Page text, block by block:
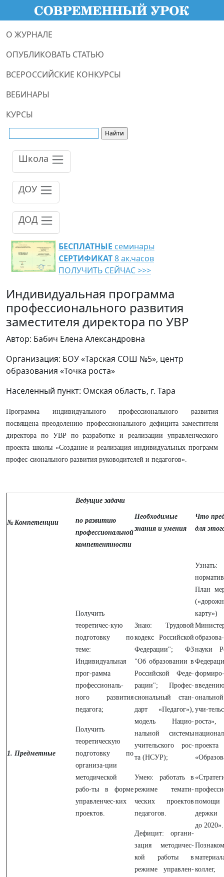
О ЖУРНАЛЕ
ОПУБЛИКОВАТЬ СТАТЬЮ
ВСЕРОССИЙСКИЕ КОНКУРСЫ
ВЕБИНАРЫ
КУРСЫ
Школа
ДОУ
ДОД
БЕСПЛАТНЫЕ семинары
СЕРТИФИКАТ8 ак.часов
ПОЛУЧИТЬ СЕЙЧАС >>>
Индивидуальная программа
профессионального развития
заместителя директора по УВР
Автор: Бабич Елена Александровна
Организация: БОУ «Тарская СОШ №5», центр
образования «Точка роста»
Населенный пункт: Омская область, г. Тара
Программа индивидуального профессионального развития
посвящена преодолению профессионального дефицита заместителя
директора по УВР по разработке и реализации управленческого
проекта школы «Создание и реализация индивидуальных программ
профес-сионального развития руководителей и педагогов».
№Компетенции
Ведущие задачи
по развитию
профессиональной
компетентности
Необходимые
знания и умения
Что
для
1. Предметные
Получить
теоретичес-кую
подготовку по
теме:
Индивидуальная
прог-рамма
профессиональ-
ного развития
педагога;
Получить
теоретическую
подготовку по
организа-ции
методической
рабо-ты в форме
управленчес-ких
проектов.
Знаю: Трудовой
кодекс Российской
Федерации"; ФЗ
"Об образовании в
Российской Феде-
рации"; Профес-
сиональный стан-
дарт «Педагог»),
модель Нацио-
нальной системы
учительского рос-
та (НСУР);
Умею: работать в
режиме темати-
ческих проектов
педагогов.
Дефицит: органи-
зация методичес-
кой работы в
режиме управлен-
Узнать:
План
карту»)
науки
учи-
роста»,
проекта
держки
до 2020».
коллег,